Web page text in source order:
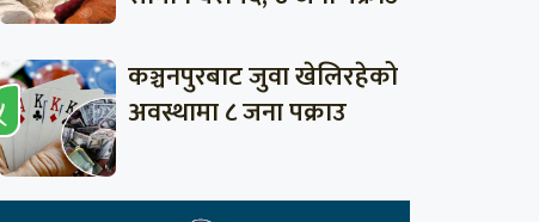
कञ्चनपुरबाट जुवा खेलिरहेको
अवस्थामा ८ जना पक्राउ